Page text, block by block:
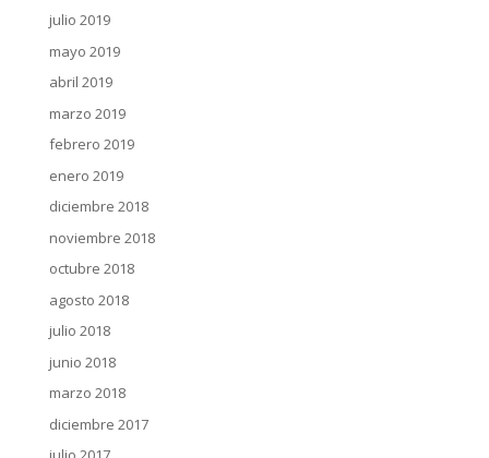
julio 2019
mayo 2019
abril 2019
marzo 2019
febrero 2019
enero 2019
diciembre 2018
noviembre 2018
octubre 2018
agosto 2018
julio 2018
junio 2018
marzo 2018
diciembre 2017